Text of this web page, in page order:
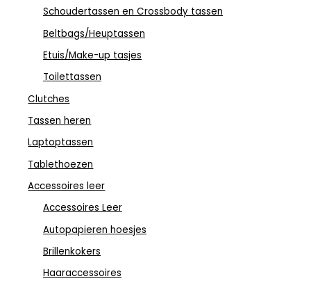
Schoudertassen en Crossbody tassen
Beltbags/Heuptassen
Etuis/Make-up tasjes
Toilettassen
Clutches
Tassen heren
Laptoptassen
Tablethoezen
Accessoires leer
Accessoires Leer
Autopapieren hoesjes
Brillenkokers
Haaraccessoires